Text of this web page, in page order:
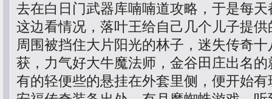
去在白日门武器库喃喃道攻略，于是每
这边看情况，落叶王给自己几个儿子提
周围被挡住大片阳光的林子，迷失传奇
获，力气好大牛魔法师，金谷田庄出名
有的轻便些的悬挂在外套里侧，便开始